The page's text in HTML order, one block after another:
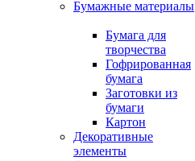
Бумажные материалы
Бумага для
творчества
Гофрированная
бумага
Заготовки из
бумаги
Картон
Декоративные
элементы